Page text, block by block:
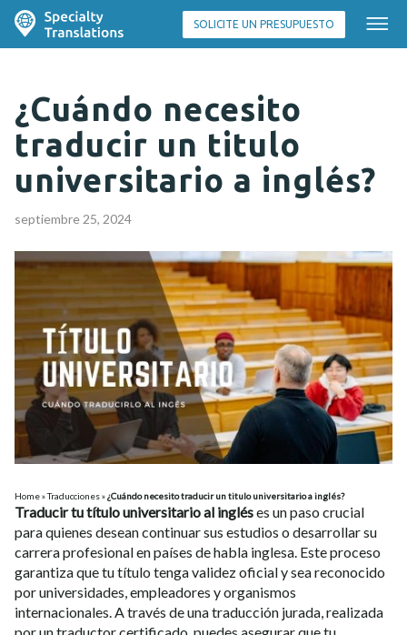
SOLICITE UN PRESUPUESTO
¿Cuándo necesito
traducir un titulo
universitario a inglés?
septiembre 25, 2024
Home»Traducciones»¿Cuándo necesito traducir un titulo universitario a inglés?
Traducir tu título universitario al ingléses un paso crucial
para quienes desean continuar sus estudios o desarrollar su
carrera profesional en países de habla inglesa. Este proceso
garantiza que tu título tenga validez oficial y sea reconocido
por universidades, empleadores y organismos
internacionales. A través de una traducción jurada, realizada